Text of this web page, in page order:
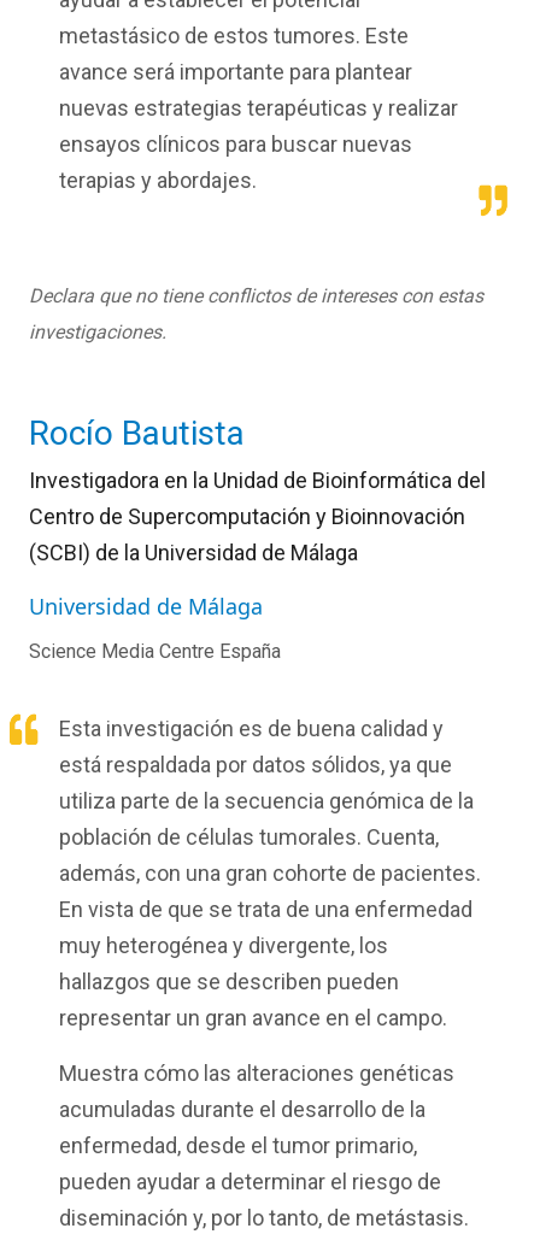
metastásico de estos tumores. Este
avance será importante para plantear
nuevas estrategias terapéuticas y realizar
ensayos clínicos para buscar nuevas
terapias y abordajes.
Declara que no tiene conflictos de intereses con estas
investigaciones.
Rocío Bautista
Investigadora en la Unidad de Bioinformática del
Centro de Supercomputación y Bioinnovación
(SCBI) de la Universidad de Málaga
Universidad de Málaga
Science Media Centre España
Esta investigación es de buena calidad y
está respaldada por datos sólidos, ya que
utiliza parte de la secuencia genómica de la
población de células tumorales. Cuenta,
además, con una gran cohorte de pacientes.
En vista de que se trata de una enfermedad
muy heterogénea y divergente, los
hallazgos que se describen pueden
representar un gran avance en el campo.
Muestra cómo las alteraciones genéticas
acumuladas durante el desarrollo de la
enfermedad, desde el tumor primario,
pueden ayudar a determinar el riesgo de
diseminación y, por lo tanto, de metástasis.